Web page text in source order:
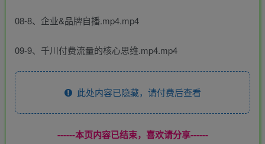
08-8、企业&品牌自播.mp4.mp4
09-9、千川付费流量的核心思维.mp4.mp4
此处内容已隐藏，请付费后查看
------本页内容已结束，喜欢请分享------